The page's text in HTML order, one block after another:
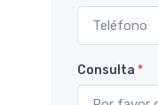
Consulta *